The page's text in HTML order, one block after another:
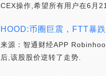
CEX操作,希望所有用户在6月
HOOD:币圈巨震，FTT暴
来源：智通财经APP
后,该股股价逆转了走势.